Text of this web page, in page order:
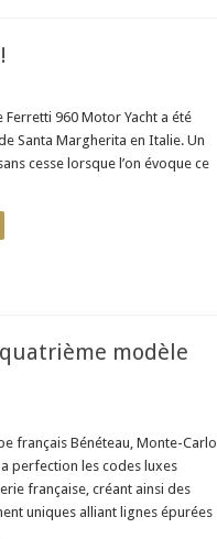
Ferretti 960 Motor Yacht a été
Santa Margherita en Italie. Un
cesse lorsque l’on évoque ce
quatrième modèle
français Bénéteau, Monte-Carlo
perfection les codes luxes
française, créant ainsi des
uniques alliant lignes épurées